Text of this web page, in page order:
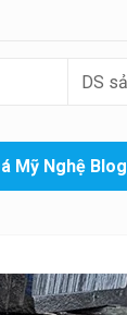
Mỹ Nghệ Blog